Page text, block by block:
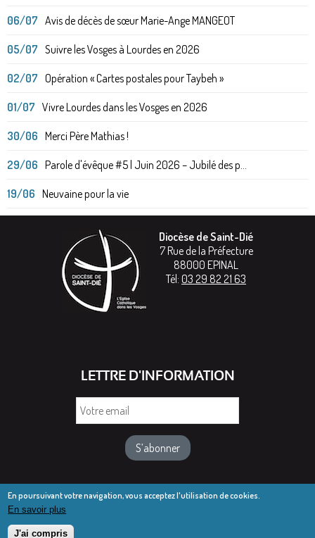
06/07 Avis de décès de sœur Marie-Ange MANGEOT
05/07 Suivre les Vosges à Lourdes en 2026
02/07 Opération « Cartes postales pour Taybeh »
01/07 Vivre Lourdes dans les Vosges en 2026
30/06 Merci Père Mathias !
29/06 Parole d'évêque #5 | Juin 2026 – Jubilé des p...
19/06 Neuvaine pour la vie
Diocèse de Saint-Dié
7 Rue de la Préfecture
88000 EPINAL
Tél: 03 29 82 21 63
LETTRE D'INFORMATION
© Diocèse de Saint-Dié 2016-2025
En poursuivant votre navigation, vous acceptez l'utilisation de cookies.
En savoir plus
J'ai compris